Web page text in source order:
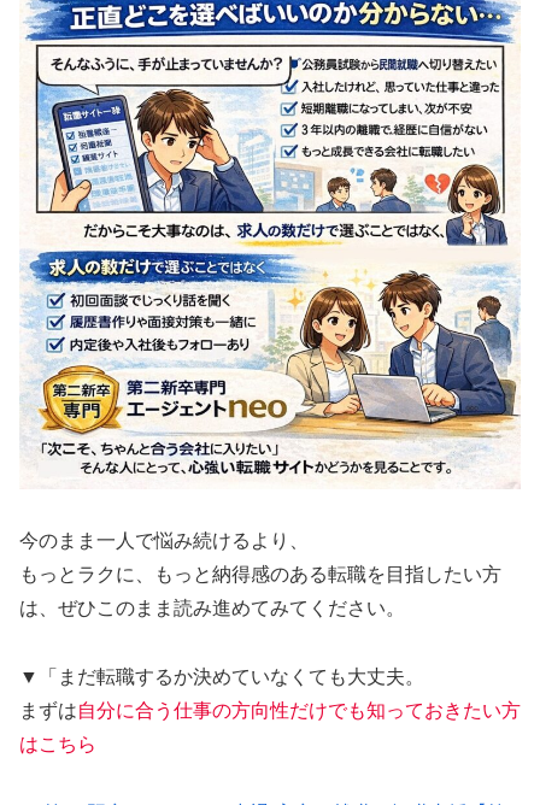
今のまま一人で悩み続けるより、
もっとラクに、もっと納得感のある転職を目指したい方
は、ぜひこのまま読み進めてみてください。
▼「まだ転職するか決めていなくても大丈夫。
まずは自分に合う仕事の方向性だけでも知っておきたい方
はこちら